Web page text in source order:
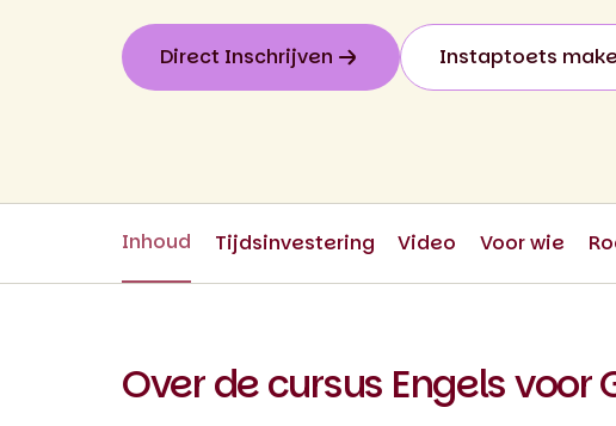
Direct Inschrijven Instaptoets
Inhoud Tijdsinvestering Video Voor wie
Over de cursus Engels voor